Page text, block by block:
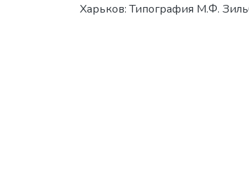
Харьков: Типография М.Ф.